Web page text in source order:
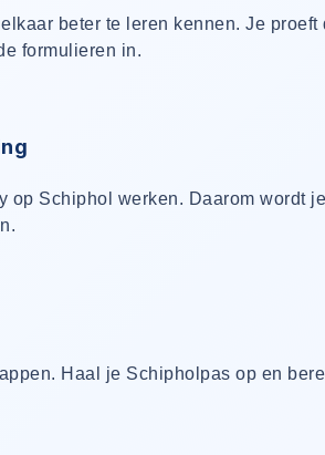
beter te leren kennen. Je
formulieren in.
op Schiphol werken. Daarom wordt
Haal je Schipholpas op en